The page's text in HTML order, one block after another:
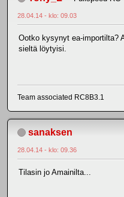
28.04.14 - klo: 09.03
Ootko kysynyt ea-importilta?
sieltä löytyisi.
Team associated RC8B3.1
sanaksen
28.04.14 - klo: 09.36
Tilasin jo Amainilta...